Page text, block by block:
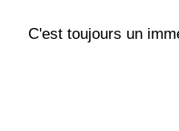
C'est toujours un